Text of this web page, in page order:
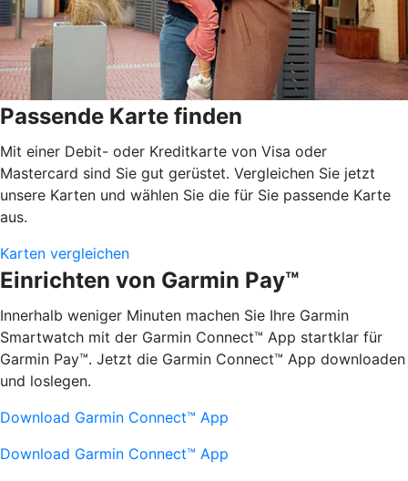
Passende Karte finden
Mit einer Debit- oder Kreditkarte von Visa oder
Mastercard sind Sie gut gerüstet. Vergleichen Sie jetzt
unsere Karten und wählen Sie die für Sie passende Karte
aus.
Karten vergleichen
Einrichten von Garmin Pay™
Innerhalb weniger Minuten machen Sie Ihre Garmin
Smartwatch mit der Garmin Connect™ App startklar für
Garmin Pay™. Jetzt die Garmin Connect™ App downloaden
und loslegen.
Download Garmin Connect™ App
Download Garmin Connect™ App